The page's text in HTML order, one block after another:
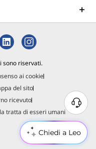
Chiedi a Leo
sono riservati.
ai cookie
del sito
ricevuto
tratta di esseri umani